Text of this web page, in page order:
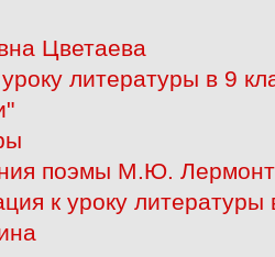
Цветаева
литературы в 9
поэмы М.Ю.
к уроку литературы